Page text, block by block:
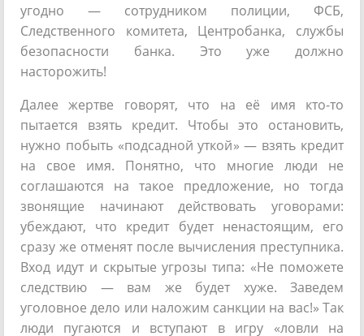
угодно — сотрудником полиции, ФСБ,
Следственного комитета, Центробанка, службы
безопасности банка. Это уже должно
насторожить!
Далее жертве говорят, что на её имя кто-то
пытается взять кредит. Чтобы это остановить,
нужно побыть «подсадной уткой» — взять кредит
на свое имя. Понятно, что многие люди не
соглашаются на такое предложение, но тогда
звонящие начинают действовать уговорами:
убеждают, что кредит будет ненастоящим, его
сразу же отменят после вычисления преступника.
Вход идут и скрытые угрозы типа: «Не поможете
следствию — вам же будет хуже. Заведем
уголовное дело или наложим санкции на вас!» Так
люди пугаются и вступают в игру «ловли на